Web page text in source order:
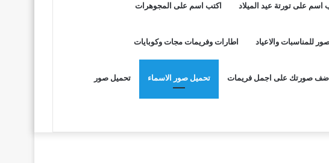
اسم على تورتة عيد الميلاد اكتب اسم على المجوهرات
للمناسبات والاعياد اطارات وفريمات مجات وكوبايات
صورتك على اجمل فريمات تحميل صور الاسماء تحميل صور